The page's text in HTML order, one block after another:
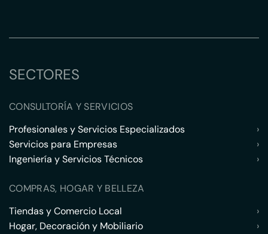
SECTORES
CONSULTORÍA Y SERVICIOS
Profesionales y Servicios Especializados
›
Servicios para Empresas
›
Ingeniería y Servicios Técnicos
›
COMPRAS, HOGAR Y BELLEZA
Tiendas y Comercio Local
›
Hogar, Decoración y Mobiliario
›